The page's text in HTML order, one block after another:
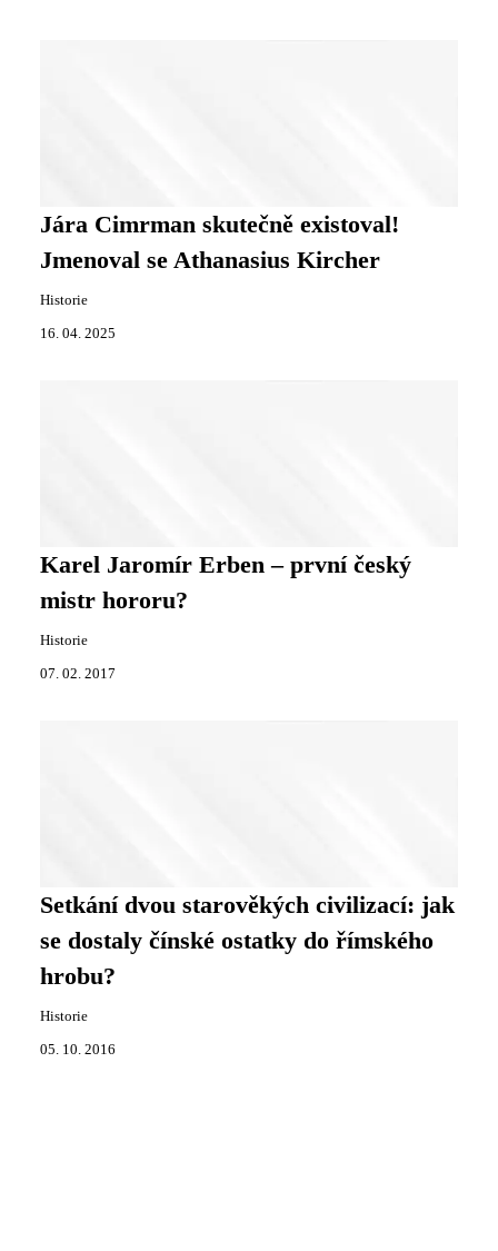
Jára Cimrman skutečně existoval!
Jmenoval se Athanasius Kircher
Historie
16. 04. 2025
Karel Jaromír Erben – první český
mistr hororu?
Historie
07. 02. 2017
Setkání dvou starověkých civilizací: jak
se dostaly čínské ostatky do římského
hrobu?
Historie
05. 10. 2016